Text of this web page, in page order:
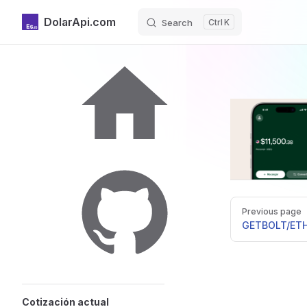
Skip to content
DolarApi.com Search K
Inicio
GitHub
Cotización actual
Pager
Previous page
GETBOLT/